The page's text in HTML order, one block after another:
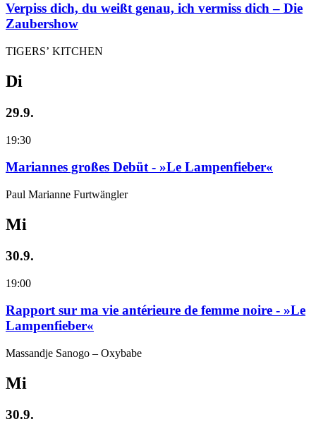
Verpiss dich, du weißt genau, ich vermiss dich – Die
Zaubershow
TIGERS’ KITCHEN
Di
29.9.
19:30
Mariannes großes Debüt - »Le Lampenfieber«
Paul Marianne Furtwängler
Mi
30.9.
19:00
Rapport sur ma vie antérieure de femme noire - »Le
Lampenfieber«
Massandje Sanogo – Oxybabe
Mi
30.9.